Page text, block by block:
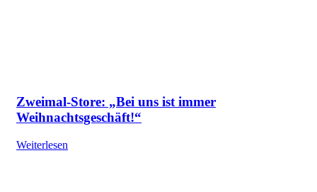
Zweimal-Store: „Bei uns ist immer
Weihnachtsgeschäft!“
Weiterlesen